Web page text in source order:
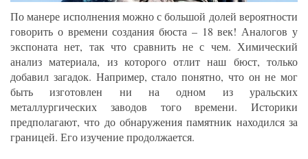
По манере исполнения можно с большой долей вероятности
говорить о времени создания бюста – 18 век! Аналогов у
экспоната нет, так что сравнить не с чем. Химический
анализ материала, из которого отлит наш бюст, только
добавил загадок. Например, стало понятно, что он не мог
быть изготовлен ни на одном из уральских
металлургических заводов того времени. Историки
предполагают, что до обнаружения памятник находился за
границей. Его изучение продолжается.